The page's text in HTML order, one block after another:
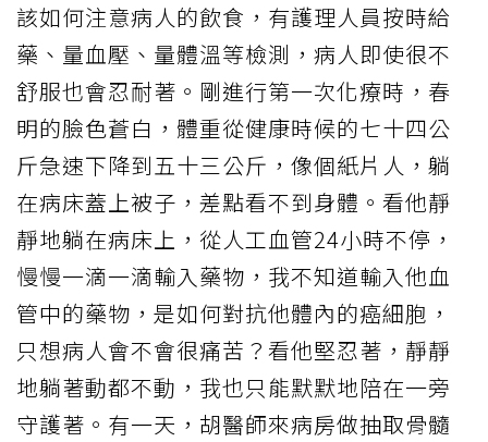
該如何注意病人的飲食，有護理人員按時給
藥、量血壓、量體溫等檢測，病人即使很不
舒服也會忍耐著。剛進行第一次化療時，春
明的臉色蒼白，體重從健康時候的七十四公
斤急速下降到五十三公斤，像個紙片人，躺
在病床蓋上被子，差點看不到身體。看他靜
靜地躺在病床上，從人工血管24小時不停，
慢慢一滴一滴輸入藥物，我不知道輸入他血
管中的藥物，是如何對抗他體內的癌細胞，
只想病人會不會很痛苦？看他堅忍著，靜靜
地躺著動都不動，我也只能默默地陪在一旁
守護著。有一天，胡醫師來病房做抽取骨髓